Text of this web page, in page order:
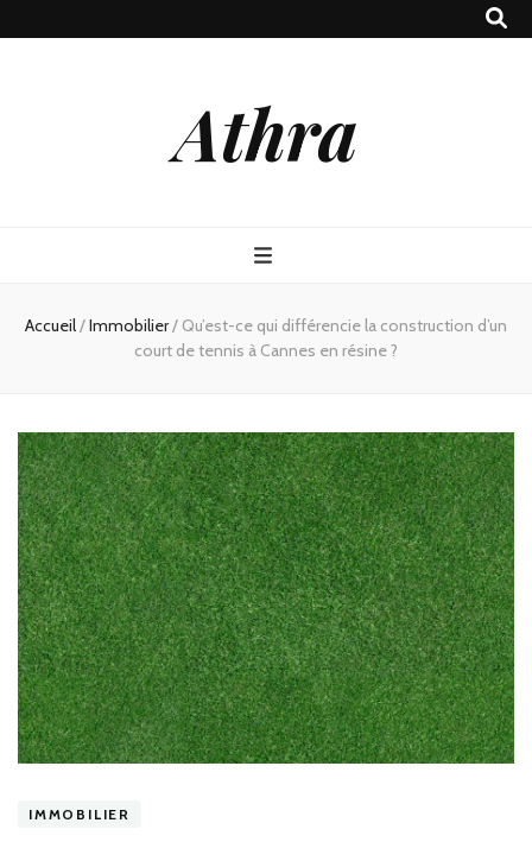
Athra
Accueil/Immobilier/ Qu’est-ce qui différencie la construction d’un
court de tennis à Cannes en résine ?
IMMOBILIER